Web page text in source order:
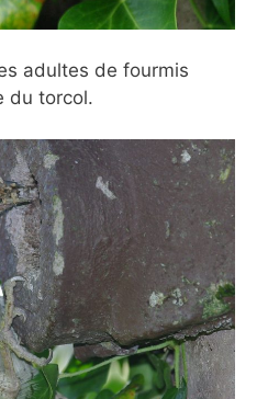
adultes de fourmis
du torcol.